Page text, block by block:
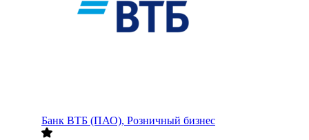
Банк ВТБ (ПАО), Розничный бизнес